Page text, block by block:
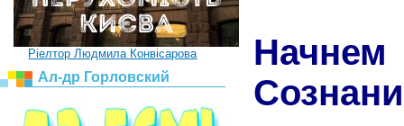
Ріелтор Людмила Конвісарова
Ал-др Горловский